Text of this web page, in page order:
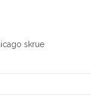
skrue